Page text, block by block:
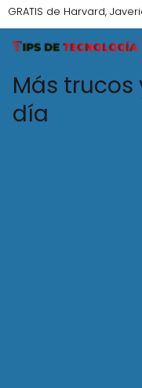
GRATIS de Harvard,
Más
día